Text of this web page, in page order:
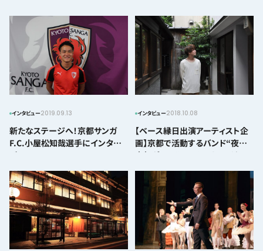
インタビュー2019.09.13
新たなステージへ！京都サンガ
F.C.小屋松知哉選手にインタ
ビュー
インタビュー2018.10.08
【ベース縁日出演アーティスト企
画】京都で活動するバンド“夜の
本気ダンス”ベーシストマイケル